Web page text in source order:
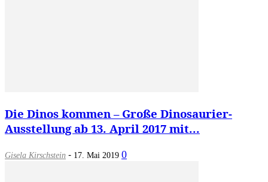
Die Dinos kommen – Große Dinosaurier-
Ausstellung ab 13. April 2017 mit...
Gisela Kirschstein - 17. Mai 2019 0